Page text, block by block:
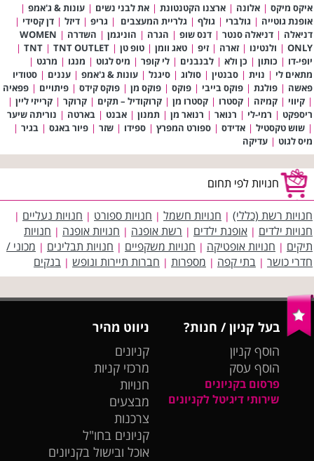
איקס מיקס | אלונה | ארצנו הקטנטונת | את לבני נשים | עונות & ג'אמפ |
אופנת גוטייה | גולברי | גולף | גלריית המעצבים | גריפ | דיזל | דן קסידי |
דניאלה | דניאלה סנטר | דנס שופ | הגרה | הוניגמן | השדרה |
WOMEN
ONLY
| ולנטינו | זארה | זיפ | טאג וומן | טופ טן |
TNT | TNT OUTLET
|
יופי-דו | כותון | כן ולא | לבנבנים | לי קופר | מיס לגוט | מנגו | מרגט |
מתאים לי | נוית | סבנטין | סולוג | סיגנל | עונות & ג'אמפ | עננים | סטודיו
פאשה | פולגת | פוקס בייבי | פוקס | פוקס מן | פוקס קידס | פיתויים | פפאיה
| קיווי | קמיזה | קסטרו | קסטרו מן | קרוקודיל – תקים | קרוקר | קרייזי ליין |
ריספקט | רמי-לי | רנואר | רנואר מן | תמנון | אבנט | בארטה | נוריתה שיער
| שוש טקסטיל | אדידס | ספורט המפרץ | ספידו | שזר | פיור באגס | בגיר |
מיס לגוט | עדיקה
חנויות לפי תחום
חנויות רשת (כללי) | חנויות חשמל | חנויות ספורט | חנויות נעליים |
חנויות ילדים | אופנת ילדים | רשת אופנה | חנויות אופנה | חנויות
תיקים | חנויות אופטיקה | חנויות משקפיים | חנויות תבלינים | מכוני /
חדרי כושר | בתי קפה | מספרות | חברות תיירות ונופש | בנקים
בעל קניון / חנות?
הוסף קניון
הוסף עסק
פרסום בקניונים
שירותי דיגיטל לקניונים
ניווט מהיר
קניונים
מרכזי קניות
חנויות
מבצעים
צרכנות
קניונים בחו"ל
אוכל ובישול בקניונים